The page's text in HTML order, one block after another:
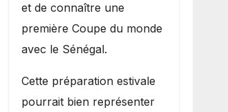
et de connaître une
première Coupe du monde
avec le Sénégal.
Cette préparation estivale
pourrait bien représenter